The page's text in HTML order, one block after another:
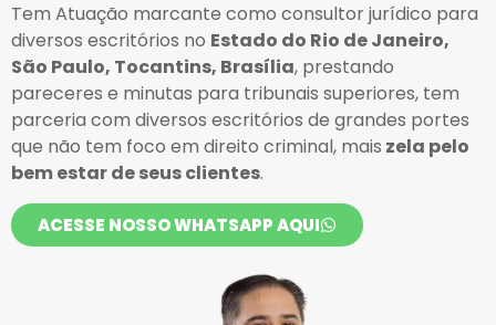
Tem Atuação marcante como consultor jurídico para
diversos escritórios no Estado do Rio de Janeiro,
São Paulo, Tocantins, Brasília, prestando
pareceres e minutas para tribunais superiores, tem
parceria com diversos escritórios de grandes portes
que não tem foco em direito criminal, mais zela pelo
bem estar de seus clientes.
ACESSE NOSSO WHATSAPP AQUI